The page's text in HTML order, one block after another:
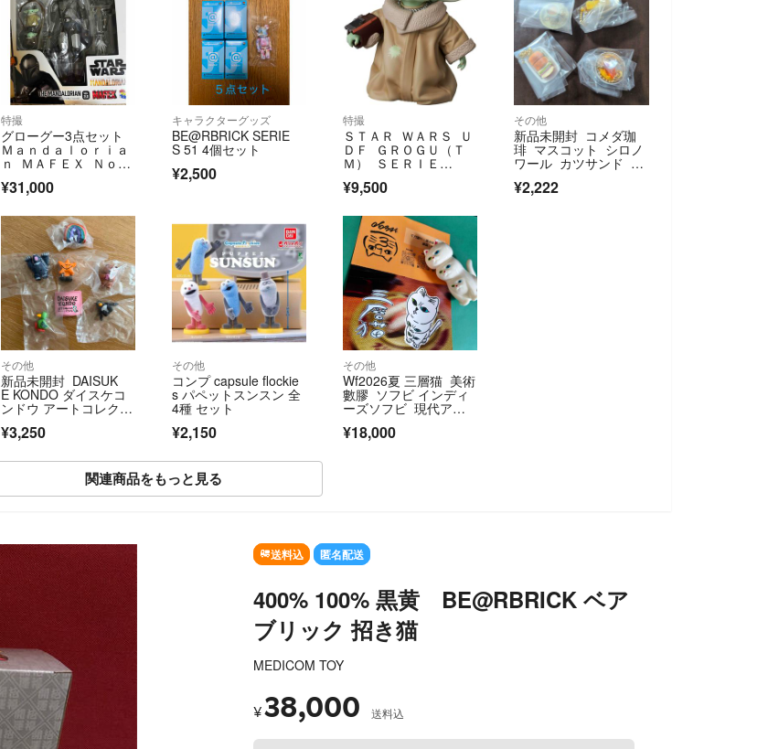
特撮
グローグー3点セット
Ｍａｎｄａｌｏｒｉａ
ｎ ＭＡＦＥＸ Ｎｏ．
¥31,000
キャラクターグッズ
BE@RBRICK SERIE
S 51 4個セット
¥2,500
特撮
ＳＴＡＲ ＷＡＲＳ Ｕ
ＤＦ ＧＲＯＧＵ（Ｔ
Ｍ） ＳＥＲＩＥ
ｔ
¥9,500
その他
新品未開封 コメダ珈
琲 マスコット シロノ
ワール カツサンド モ
レ 4種セット
¥2,222
その他
新品未開封 DAISUK
E KONDO ダイスケコ
ンドウ アートコレクシ
ギュア3 コンプリート
¥3,250
その他
コンプ capsule flockie
s パペットスンスン 全
4種 セット
¥2,150
その他
Wf2026夏 三層猫 美術
數膠 ソフビ インディ
ーズソフビ 現代アー
¥18,000
関連商品をもっと見る
送料込 匿名配送
400% 100% 黒黄 BE@RBRICK ベア
ブリック 招き猫
MEDICOM TOY
¥38,000 送料込